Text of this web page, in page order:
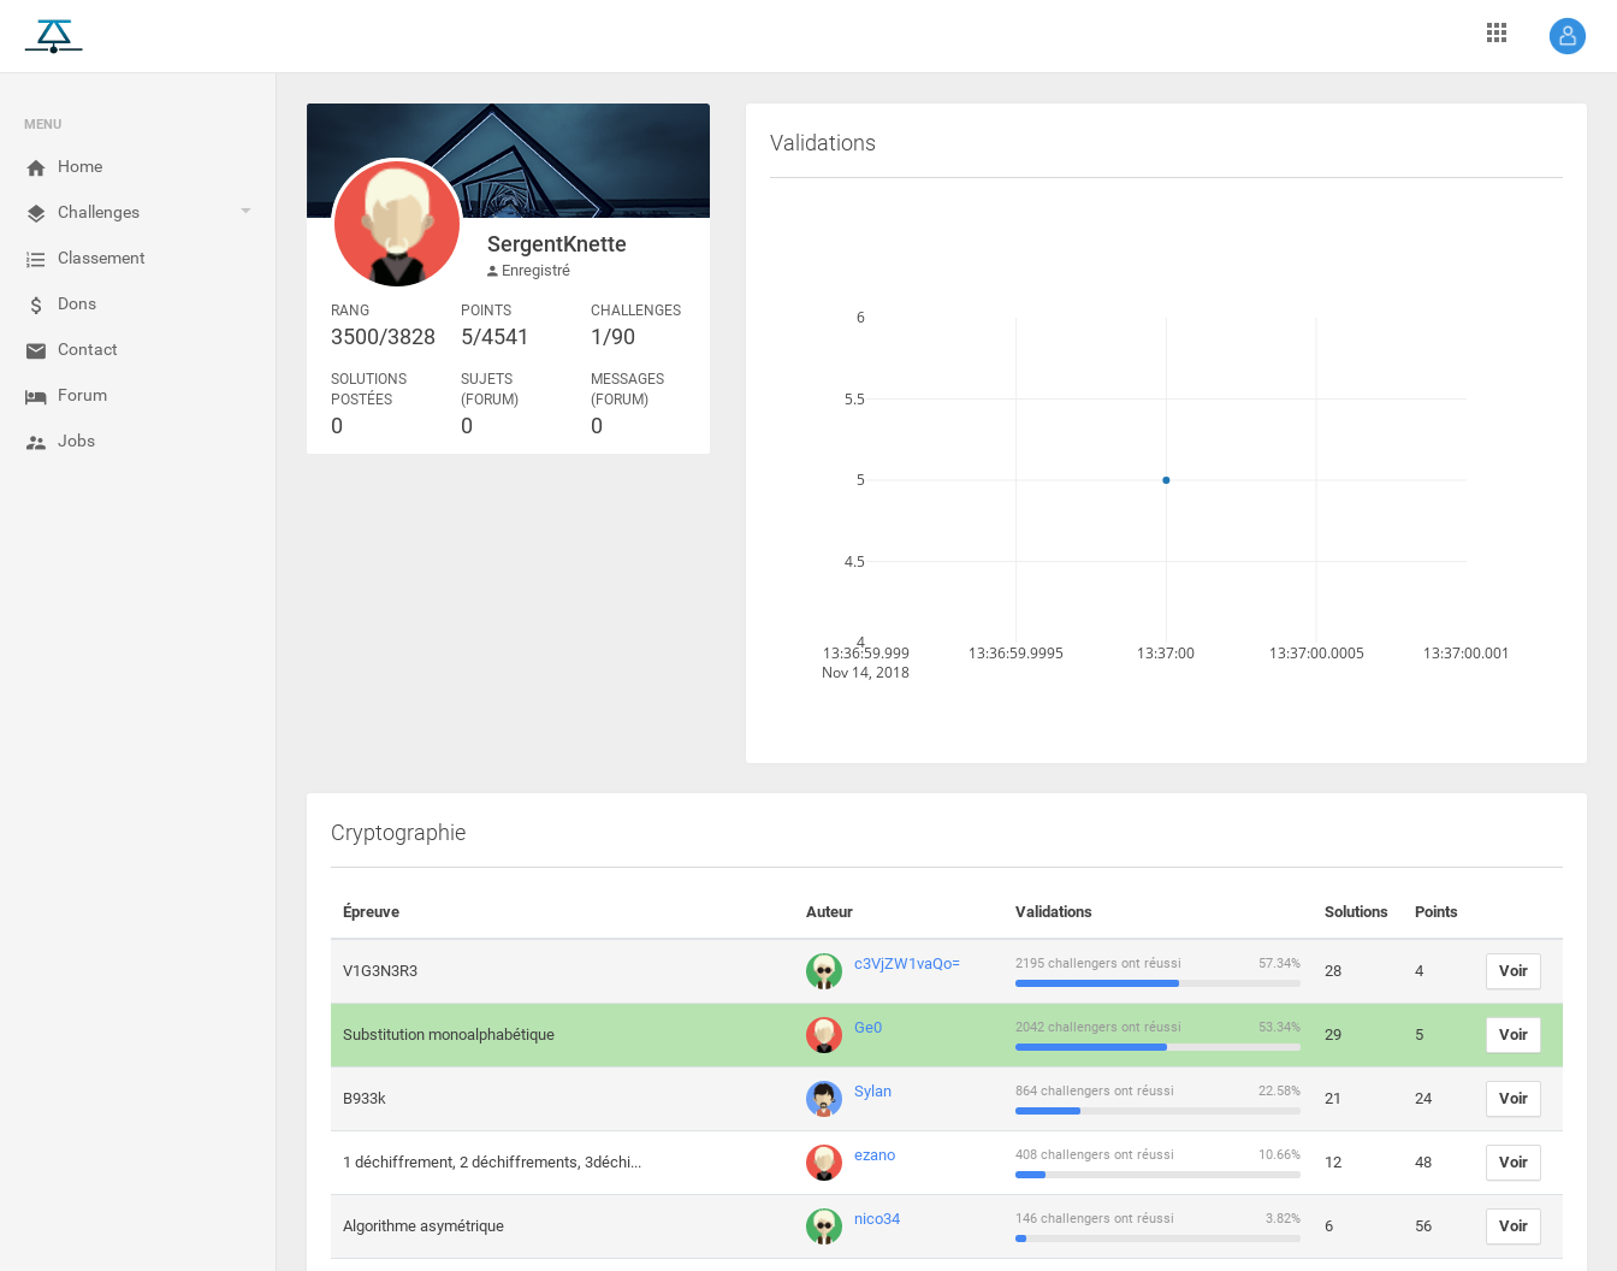
MENU
Home
Challenges
Classement
Dons
Contact
Forum
Jobs
SergentKnette
Enregistré
RANG
3500/3828
POINTS
5/4541
CHALLENGES
1/90
SOLUTIONS
POSTÉES
0
SUJETS
(FORUM)
0
MESSAGES
(FORUM)
0
Validations
13:36:59.999
Nov 14, 2018
13:36:59.9995 13:37:00 13:37:00.0005 13:37:00.001
4
4.5
5
5.5
6
Cryptographie
Épreuve Auteur Validations Solutions Points
V1G3N3R3 c3VjZW1vaQo= 57.34%
2195 challengers ont réussi 28 4 Voir
Substitution monoalphabétique Ge0 53.34%
2042 challengers ont réussi 29 5 Voir
B933k Sylan 22.58%
864 challengers ont réussi 21 24 Voir
1 déchiffrement, 2 déchiffrements, 3déchi... ezano 10.66%
408 challengers ont réussi 12 48 Voir
Algorithme asymétrique nico34 3.82%
146 challengers ont réussi 6 56 Voir